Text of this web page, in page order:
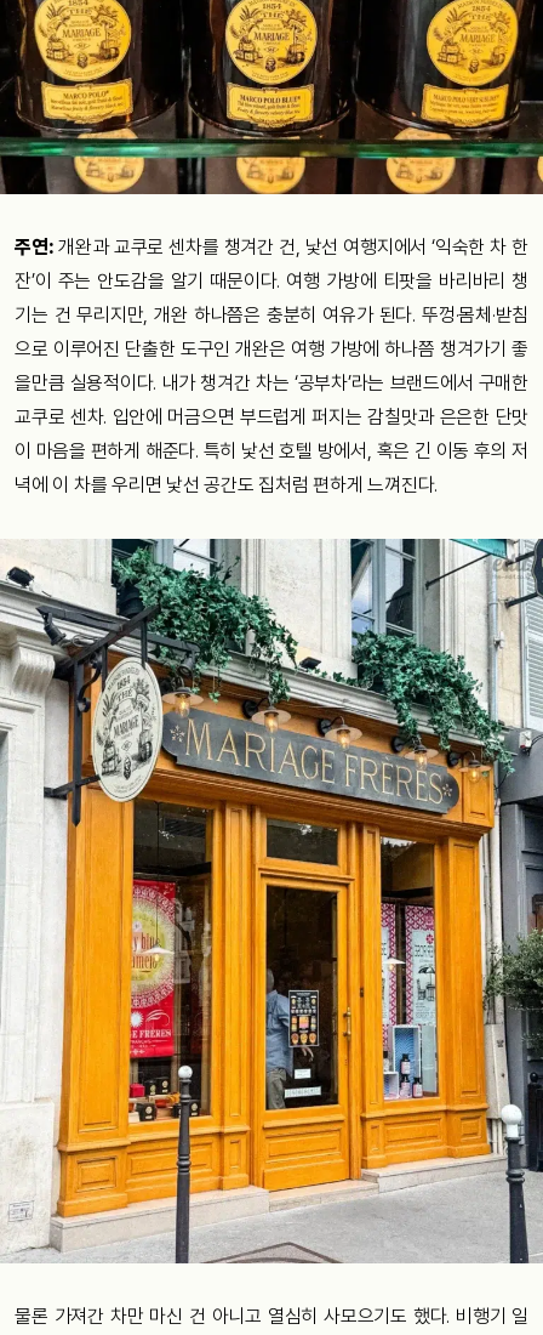
주연: 개완과 교쿠로 센차를 챙겨간 건, 낯선 여행지에서 ‘익숙한 차 한
잔’이 주는 안도감을 알기 때문이다. 여행 가방에 티팟을 바리바리 챙
기는 건 무리지만, 개완 하나쯤은 충분히 여유가 된다. 뚜껑·몸체·받침
으로 이루어진 단출한 도구인 개완은 여행 가방에 하나쯤 챙겨가기 좋
을만큼 실용적이다. 내가 챙겨간 차는 ‘공부차’라는 브랜드에서 구매한
교쿠로 센차. 입안에 머금으면 부드럽게 퍼지는 감칠맛과 은은한 단맛
이 마음을 편하게 해준다. 특히 낯선 호텔 방에서, 혹은 긴 이동 후의 저
녁에 이 차를 우리면 낯선 공간도 집처럼 편하게 느껴진다.
물론 가져간 차만 마신 건 아니고 열심히 사모으기도 했다. 비행기 일